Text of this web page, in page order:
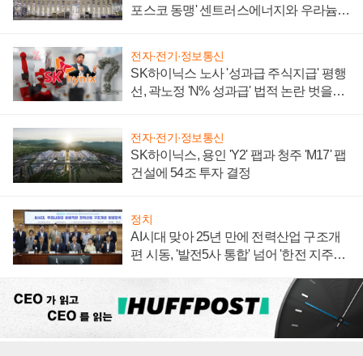
포스코 동맹' 센트러스에너지와 우라늄
전자·전기·정보통신
SK하이닉스 노사 '성과급 주식지급' 평행
선, 곽노정 'N% 성과급' 법적 논란 벗을지
전자·전기·정보통신
SK하이닉스, 용인 'Y2' 팹과 청주 'M17' 팹
건설에 54조 투자 결정
정치
AI시대 맞아 25년 만에 전력산업 구조개
편 시동, '발전5사 통합' 넘어 '한전 지주사'